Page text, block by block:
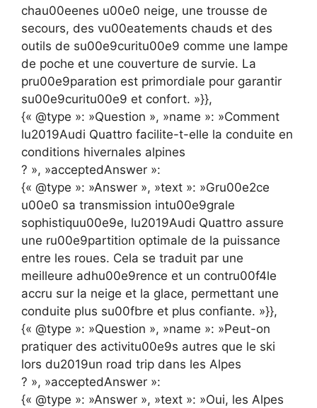
chau00eenes u00e0 neige, une trousse de
secours, des vu00eatements chauds et des
outils de su00e9curitu00e9 comme une lampe
de poche et une couverture de survie. La
pru00e9paration est primordiale pour garantir
su00e9curitu00e9 et confort. »}},
{« @type »: »Question », »name »: »Comment
lu2019Audi Quattro facilite-t-elle la conduite en
conditions hivernales alpines
? », »acceptedAnswer »:
{« @type »: »Answer », »text »: »Gru00e2ce
u00e0 sa transmission intu00e9grale
sophistiquu00e9e, lu2019Audi Quattro assure
une ru00e9partition optimale de la puissance
entre les roues. Cela se traduit par une
meilleure adhu00e9rence et un contru00f4le
accru sur la neige et la glace, permettant une
conduite plus su00fbre et plus confiante. »}},
{« @type »: »Question », »name »: »Peut-on
pratiquer des activitu00e9s autres que le ski
lors du2019un road trip dans les Alpes
? », »acceptedAnswer »:
{« @type »: »Answer », »text »: »Oui, les Alpes